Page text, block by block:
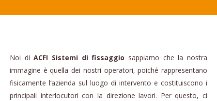
Noi diACFI Sistemi di fissaggio sappiamo che la nostra
immagine è quella dei nostri operatori, poiché rappresentano
fisicamente l’azienda sul luogo di intervento e costituiscono i
principali interlocutori con la direzione lavori. Per questo, ci